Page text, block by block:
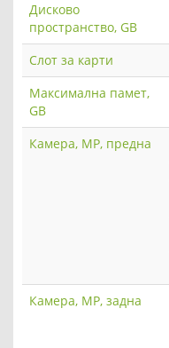
Дисково
пространство, GB
Слот за карти
Максимална памет,
GB
Камера, MP, предна
Камера, MP, задна